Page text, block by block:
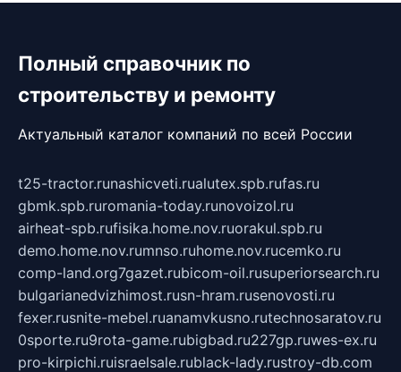
Полный справочник по
строительству и ремонту
Актуальный каталог компаний по всей России
t25-tractor.runashicveti.rualutex.spb.rufas.ru
gbmk.spb.ruromania-today.runovoizol.ru
airheat-spb.rufisika.home.nov.ruorakul.spb.ru
demo.home.nov.rumnso.ruhome.nov.rucemko.ru
comp-land.org7gazet.rubicom-oil.rusuperiorsearch.ru
bulgarianedvizhimost.rusn-hram.rusenovosti.ru
fexer.rusnite-mebel.ruanamvkusno.rutechnosaratov.ru
0sporte.ru9rota-game.rubigbad.ru227gp.ruwes-ex.ru
pro-kirpichi.ruisraelsale.rublack-lady.rustroy-db.com